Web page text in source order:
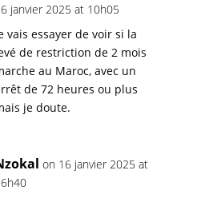
janvier 2025 at 10h05
vais essayer de voir si la
de restriction de 2 mois
au Maroc, avec un
de 72 heures ou plus
je doute.
on 16 janvier 2025 at